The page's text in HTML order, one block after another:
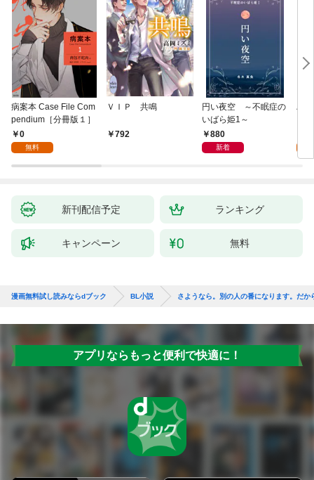
病案本 Case File Com
pendium［分冊版１］
0
無料
ＶＩＰ 共鳴
792
円い夜空 ～不眠症の
いばら姫1～
880
新着
ハ
新刊配信予定 ランキング
キャンペーン 無料
漫画無料試し読みならdブック BL小説 さようなら。別の人の番になります。だか
アプリならもっと便利で快適に！